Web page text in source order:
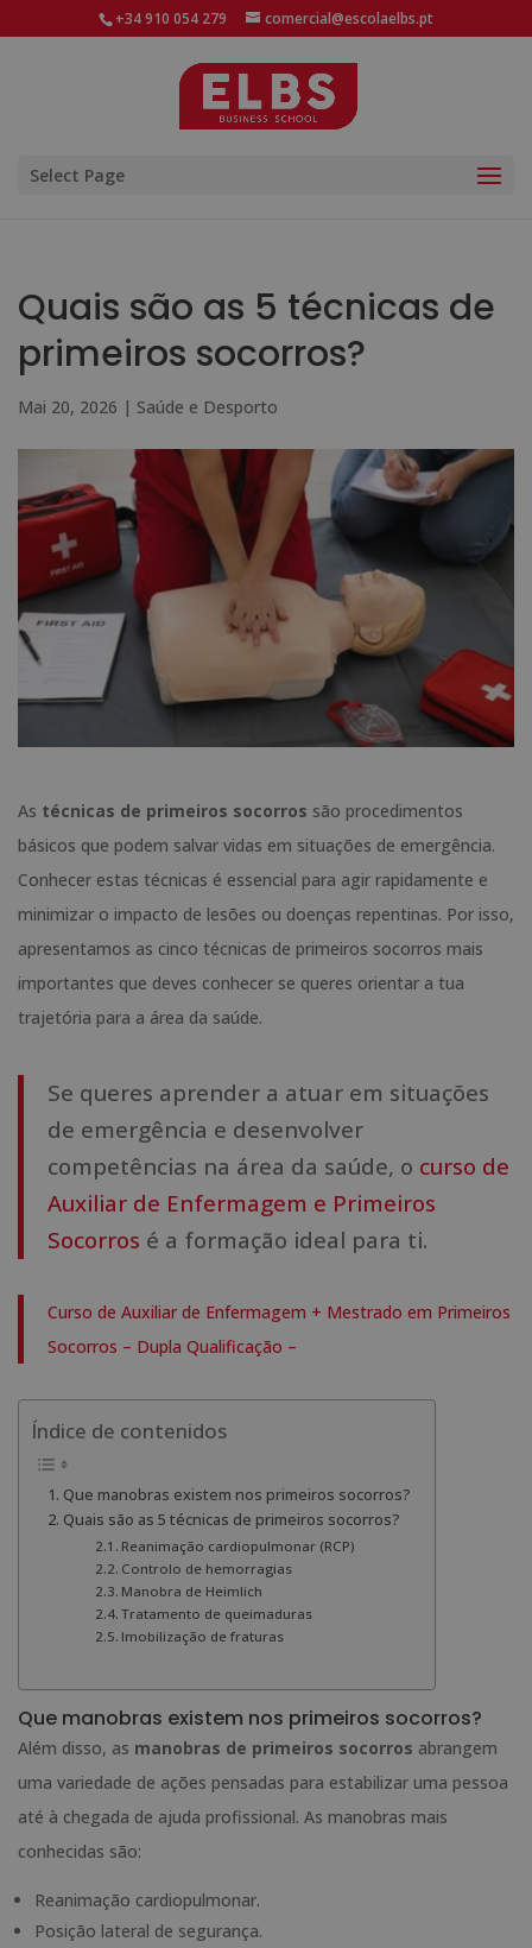
+34 910 054 279 comercial@escolaelbs.pt
Select Page
Quais são as 5 técnicas de
primeiros socorros?
Mai 20, 2026 | Saúde e Desporto
As técnicas de primeiros socorros são procedimentos
básicos que podem salvar vidas em situações de emergência.
Conhecer estas técnicas é essencial para agir rapidamente e
minimizar o impacto de lesões ou doenças repentinas. Por isso,
apresentamos as cinco técnicas de primeiros socorros mais
importantes que deves conhecer se queres orientar a tua
trajetória para a área da saúde.
Se queres aprender a atuar em situações
de emergência e desenvolver
competências na área da saúde, o curso de
Auxiliar de Enfermagem e Primeiros
Socorros é a formação ideal para ti.
Curso de Auxiliar de Enfermagem + Mestrado em Primeiros
Socorros – Dupla Qualificação –
Índice de contenidos
Que manobras existem nos primeiros socorros?
Quais são as 5 técnicas de primeiros socorros?
Reanimação cardiopulmonar (RCP)
Controlo de hemorragias
Manobra de Heimlich
Tratamento de queimaduras
Imobilização de fraturas
Que manobras existem nos primeiros socorros?
Além disso, as manobras de primeiros socorros abrangem
uma variedade de ações pensadas para estabilizar uma pessoa
até à chegada de ajuda profissional. As manobras mais
conhecidas são:
Reanimação cardiopulmonar.
Posição lateral de segurança.